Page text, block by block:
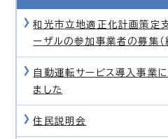
和光市立地適正化計画策定
ーザルの参加事業者の募集（
自動運転サービス導入事業
ました
住民説明会